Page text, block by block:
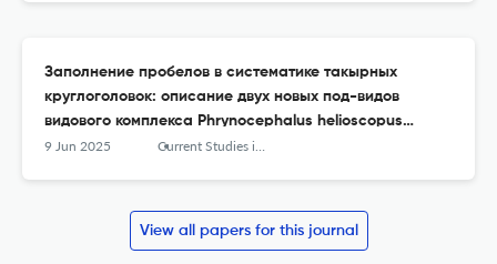
Заполнение пробелов в систематике такырных
круглоголовок: описание двух новых под-видов
видового комплекса Phrynocephalus helioscopus
(Reptilia, Squamata, Agamidae)
9 Jun 2025 Current Studies in Herpetology
View all papers for this journal